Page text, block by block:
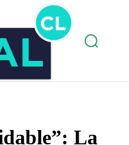
La